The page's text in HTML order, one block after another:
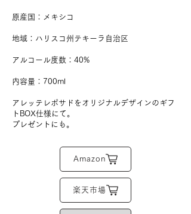
原産国：メキシコ
地域：ハリスコ州テキーラ自治区
アルコール度数：40%
​内容量：700ml
アレッテレポサドをオリジナルデザインのギフ
トBOX仕様にて。
​プレゼントにも。
Amazon
楽天市場